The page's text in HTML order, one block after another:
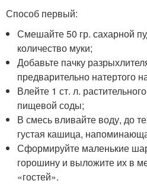
Способ первый:
Смешайте 50 гр. сахарной
количество муки;
Добавьте пачку
предварительно натертого
Влейте 1 ст. л.
пищевой соды;
В смесь вливайте воду, до
густая кашица,
Сформируйте маленькие
горошину и выложите их в
«гостей».